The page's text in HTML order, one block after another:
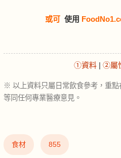
或可 使用
①資料 | ②屬
※ 以上資料只屬日常飲食參考，重
等同任何專業醫療意見。
食材 855